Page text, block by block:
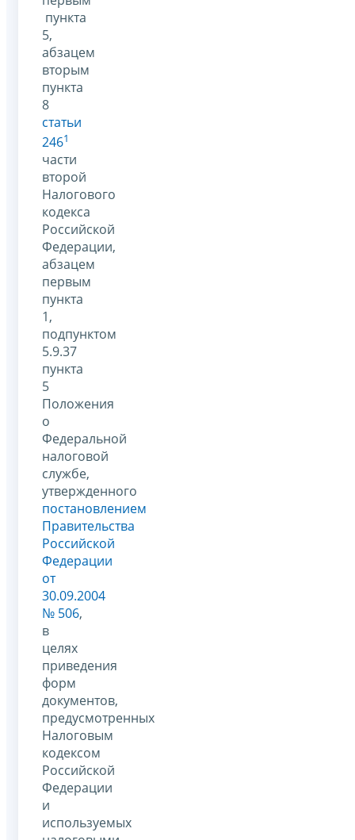
пункта
5,
абзацем
вторым
пункта
8
статьи
2461
части
второй
Налогового
кодекса
Российской
Федерации,
абзацем
первым
пункта
1,
подпунктом
5.9.37
пункта
5
Положения
о
Федеральной
налоговой
службе,
утвержденного
постановлением
Правительства
Российской
Федерации
от
30.09.2004
№ 506,
в
целях
приведения
форм
документов,
предусмотренных
Налоговым
кодексом
Российской
Федерации
и
используемых